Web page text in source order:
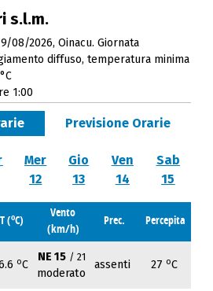
s.l.m.
08/2026, Oinacu. Giornata
diffuso, temperatura minima
1:00
Previsione Orarie
Mer
12
Gio
13
Ven
14
Sab
15
T (oC)
Vento
(km/h)
Prec. Percepita
oC
NE 15 / 21
moderato
assenti 27 oC